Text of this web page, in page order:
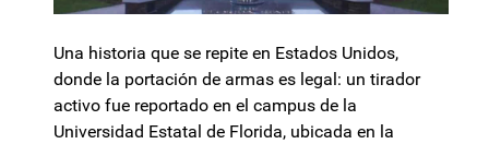
Una historia que se repite en Estados Unidos,
donde la portación de armas es legal: un tirador
activo fue reportado en el campus de la
Universidad Estatal de Florida, ubicada en la